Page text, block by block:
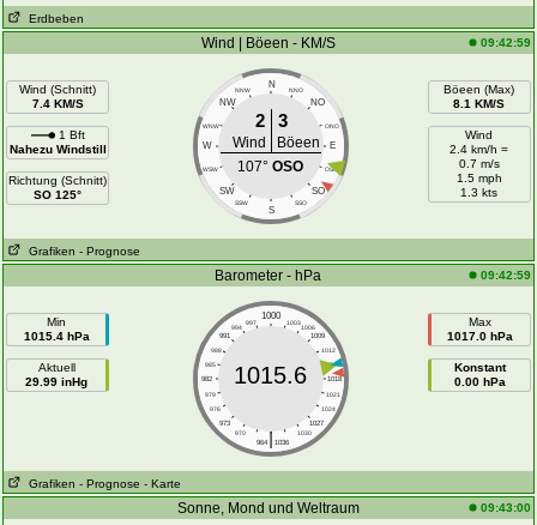
Erdbeben
Wind | Böeen - KM/S 09:42:59
Wind (Schnitt)
7.4 KM/S
1 Bft
Nahezu Windstill
Richtung (Schnitt)
SO 125°
N
NNW NNO
NW NO
WNW ONO
W E
WSW OSO
SW SO
SSW SSO
S
2 3
Wind
Böeen
107°OSO
Böeen (Max)
8.1 KM/S
Wind
2.4 km/h =
0.7 m/s
1.5 mph
1.3 kts
Grafiken - Prognose
Barometer - hPa 09:42:59
Min
1015.4 hPa
Aktuell
29.99 inHg
1000
997 1003
994
1006
991
1009
988
1012
985
1015
982
1018
979
1021
976
1024
973
1027
970
1030
|
964 1036
1015.6
Max
1017.0 hPa
Konstant
0.00 hPa
Grafiken - Prognose - Karte
Sonne, Mond und Weltraum 09:43:00